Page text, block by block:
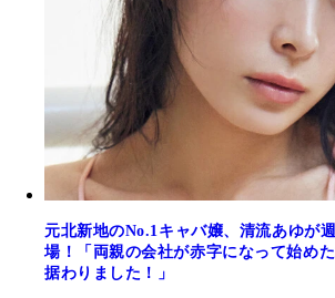
元北新地のNo.1キャバ嬢、清流あゆが
場！「両親の会社が赤字になって始め
据わりました！」